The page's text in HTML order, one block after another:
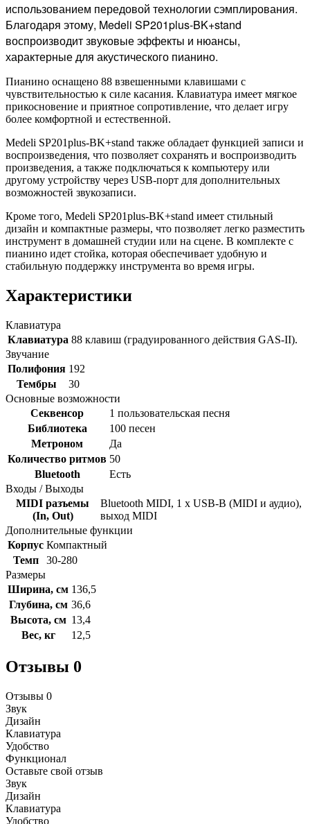
использованием передовой технологии сэмплирования.
Благодаря этому, Medeli SP201plus-BK+stand
воспроизводит звуковые эффекты и нюансы,
характерные для акустического пианино.
Пианино оснащено 88 взвешенными клавишами с
чувствительностью к силе касания. Клавиатура имеет мягкое
прикосновение и приятное сопротивление, что делает игру
более комфортной и естественной.
Medeli SP201plus-BK+stand также обладает функцией записи и
воспроизведения, что позволяет сохранять и воспроизводить
произведения, а также подключаться к компьютеру или
другому устройству через USB-порт для дополнительных
возможностей звукозаписи.
Кроме того, Medeli SP201plus-BK+stand имеет стильный
дизайн и компактные размеры, что позволяет легко разместить
инструмент в домашней студии или на сцене. В комплекте с
пианино идет стойка, которая обеспечивает удобную и
стабильную поддержку инструмента во время игры.
Характеристики
Клавиатура
Клавиатура 88 клавиш (градуированного действия GAS-II).
Звучание
Полифония 192
Тембры
30
Основные возможности
Секвенсор
1 пользовательская песня
Библиотека
100 песен
Метроном
Да
Количество ритмов 50
Bluetooth
Есть
Входы / Выходы
MIDI разъемы
(In, Out)
Bluetooth MIDI, 1 x USB-B (MIDI и аудио),
выход MIDI
Дополнительные функции
Корпус Компактный
Темп
30-280
Размеры
Ширина, см 136,5
Глубина, см 36,6
Высота, см 13,4
Вес, кг
12,5
Отзывы 0
Отзывы 0
Звук
Дизайн
Клавиатура
Удобство
Функционал
Оставьте свой отзыв
Звук
Дизайн
Клавиатура
Удобство